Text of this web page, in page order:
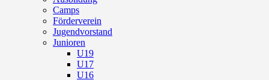
Camps
Förderverein
Jugendvorstand
Junioren
U19
U17
U16